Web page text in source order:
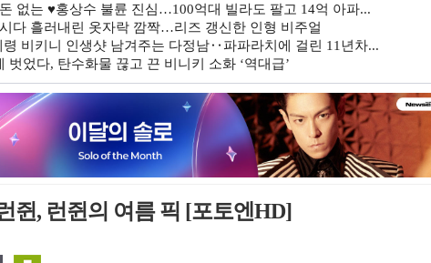
없는 ♥홍상수 불륜 진심…100억대 빌라도 팔고 14억 아파...
다 흘러내린 옷자락 깜짝…리즈 갱신한 인형 비주얼
령 비키니 인생샷 남겨주는 다정남‥파파라치에 걸린 11년차...
벗었다, 탄수화물 끊고 끈 비니키 소화 ‘역대급’
쥔, 런쥔의 여름 픽 [포토엔HD]